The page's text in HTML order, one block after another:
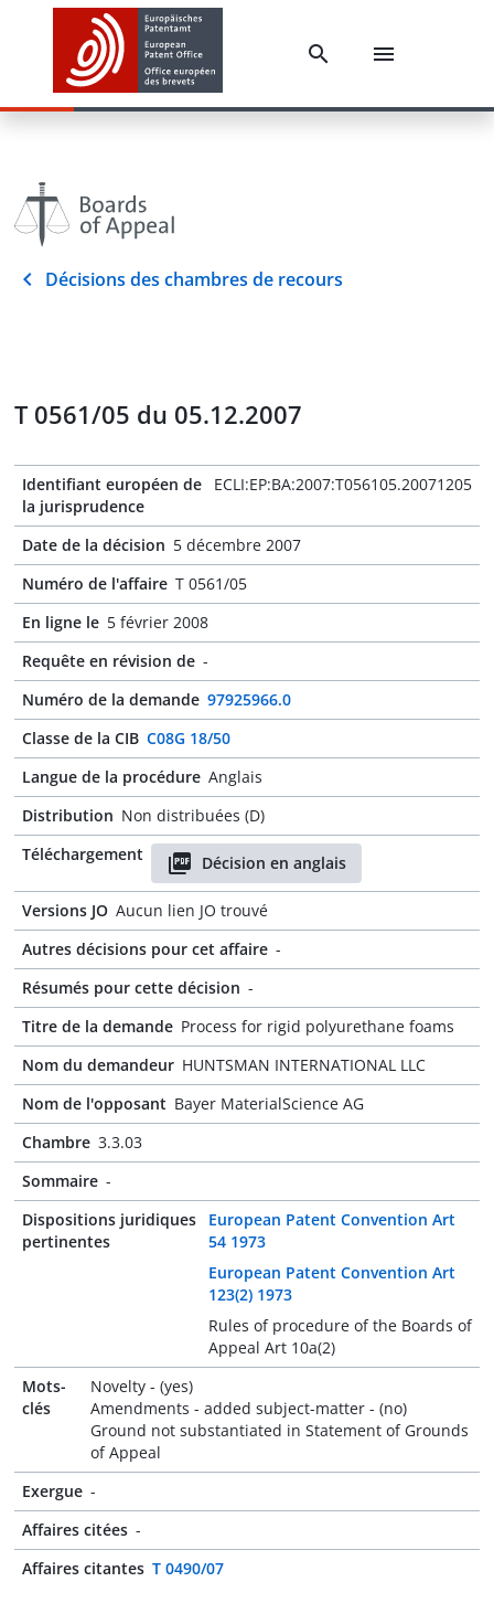
Décisions des chambres de recours
T 0561/05 du 05.12.2007
Identifiant européen de
la jurisprudence
ECLI:EP:BA:2007:T056105.20071205
Date de la décision 5 décembre 2007
Numéro de l'affaire T 0561/05
En ligne le 5 février 2008
Requête en révision de -
Numéro de la demande 97925966.0
Classe de la CIB C08G 18/50
Langue de la procédure Anglais
Distribution Non distribuées (D)
Téléchargement
Décision en anglais
Versions JO Aucun lien JO trouvé
Autres décisions pour cet affaire -
Résumés pour cette décision -
Titre de la demande Process for rigid polyurethane foams
Nom du demandeur HUNTSMAN INTERNATIONAL LLC
Nom de l'opposant Bayer MaterialScience AG
Chambre 3.3.03
Sommaire -
Dispositions juridiques
pertinentes
European Patent Convention Art
54 1973
European Patent Convention Art
123(2) 1973
Rules of procedure of the Boards of
Appeal Art 10a(2)
Mots-
clés
Novelty - (yes)
Amendments - added subject-matter - (no)
Ground not substantiated in Statement of Grounds
of Appeal
Exergue -
Affaires citées -
Affaires citantes T 0490/07